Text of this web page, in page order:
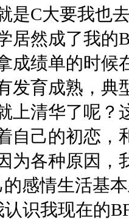
是C大要我也
居然成了我的
成绩单的时候
发育成熟，典
上清华了呢？
自己的初恋，
为各种原因，
感情生活基
识我现在的